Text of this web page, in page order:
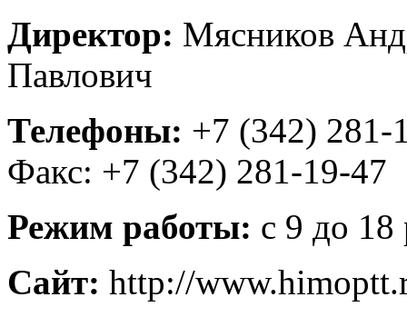
Директор: Мясников
Павлович
Телефоны: +7 (342) 281-
Факс: +7 (342) 281-19-47
Режим работы: с 9 до
Сайт: http://